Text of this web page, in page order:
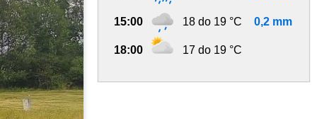
15:00 18 do 19 °C 0,2 mm
18:00 17 do 19 °C